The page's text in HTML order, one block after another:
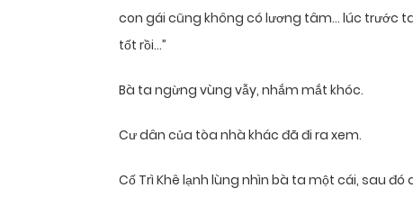
con gái cũng không có lương tâm… lúc trước
tốt rồi…”
Bà ta ngừng vùng vẫy, nhắm mắt khóc.
Cư dân của tòa nhà khác đã đi ra xem.
Cố Trì Khê lạnh lùng nhìn bà ta một cái, sau